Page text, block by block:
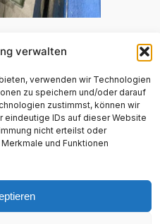
verwalten
verwenden wir Technologien
zu speichern und/oder darauf
zustimmst, können wir
eindeutige IDs auf dieser Website
nicht erteilst oder
und Funktionen